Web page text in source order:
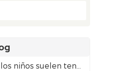
dificultades para acceder a la vía intravenosa que los adultos?